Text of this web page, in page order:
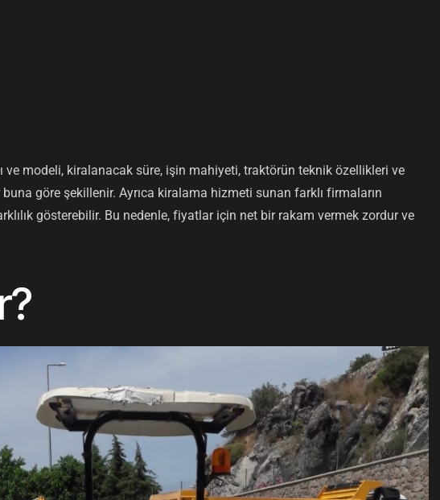
modeli, kiralanacak süre, işin mahiyeti, traktörün teknik özellikleri ve
göre şekillenir. Ayrıca kiralama hizmeti sunan farklı firmaların
gösterebilir. Bu nedenle, fiyatlar için net bir rakam vermek zordur ve